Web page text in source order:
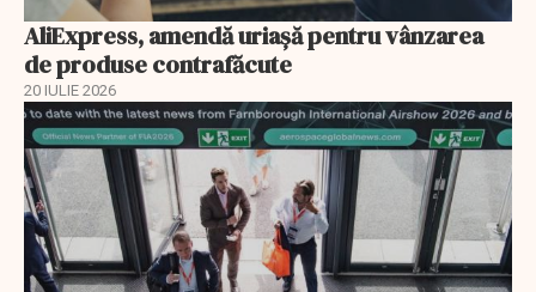
AliExpress, amendă uriaşă pentru vânzarea
de produse contrafăcute
20 IULIE 2026